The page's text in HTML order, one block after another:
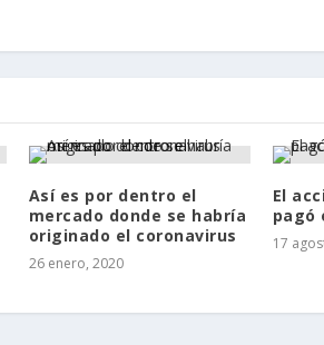
Así es por dentro el
mercado donde se habría
originado el coronavirus
26 enero, 2020
El
pagó
17